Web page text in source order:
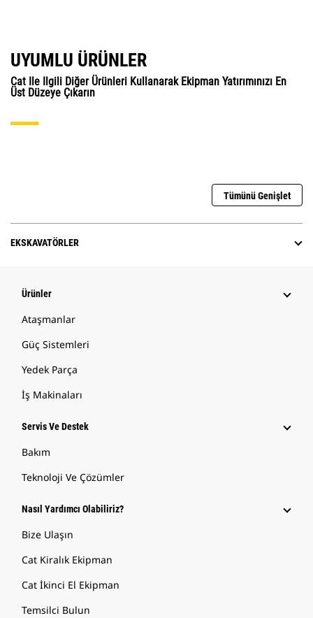
UYUMLU ÜRÜNLER
Cat Ile Ilgili Diğer Ürünleri Kullanarak Ekipman Yatırımınızı En
Üst Düzeye Çıkarın
Tümünü Genişlet
EKSKAVATÖRLER
Ürünler
Ataşmanlar
Güç Sistemleri
Yedek Parça
İş Makinaları
Servis Ve Destek
Bakım
Teknoloji Ve Çözümler
Nasıl Yardımcı Olabiliriz?
Bize Ulaşın
Cat Kiralık Ekipman
Cat İkinci El Ekipman
Temsilci Bulun